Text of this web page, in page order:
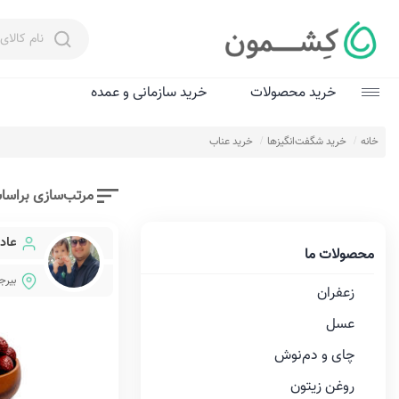
خرید محصولات
روغن زیتون
عرقیات و سرکه‌
ادویه
شگفت‌انگیزها
خرید سازمانی و عمده
خانه خرید شگفت‌انگیزها خرید عناب
محصولات ما
زعفران
عسل
چای و دم‌نوش‌
روغن زیتون
مرتب‌سازی